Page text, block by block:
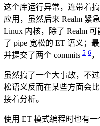
这个库运行异常，连带着
应用，虽然后来 Realm 紧
Linux 内核，除了 Realm
了 pipe 宽松的 ET 语义；
并提交了两个 commits 5 6
虽然搞了一个大事故，不
松语义反而在某些方面会
接着分析。
使用 ET 模式编程时也有